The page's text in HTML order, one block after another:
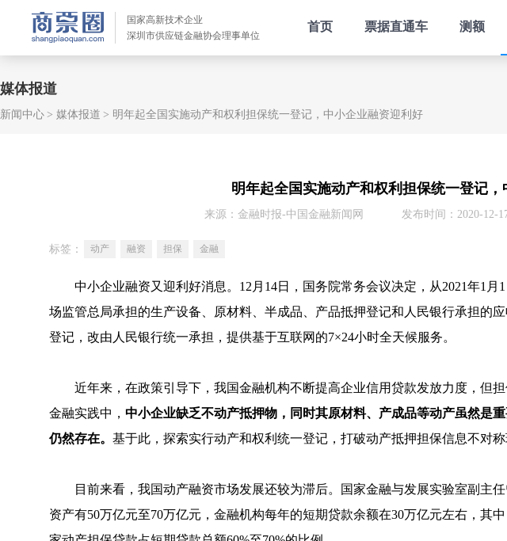
国家高新技术企业
深圳市供应链金融协会理事单位
首页 票据直通车 测额
媒体报道
新闻中心 媒体报道 明年起全国实施动产和权利担保统一登记，中小企业融资迎利好
明年起全国实施动产和权利担保统一登记
来源：金融时报-中国金融新闻网 发布时间：2020-12-
标签： 动产 融资 担保 金融
中小企业融资又迎利好消息。12月14日，国务院常务会议决定，从2021年1
场监管总局承担的生产设备、原材料、半成品、产品抵押登记和人民银行承担的
登记，改由人民银行统一承担，提供基于互联网的7×24小时全天候服务。
近年来，在政策引导下，我国金融机构不断提高企业信用贷款发放力度，但担
金融实践中， 中小企业缺乏不动产抵押物，同时其原材料、产成品等动产虽然是
仍然存在。 基于此，探索实行动产和权利统一登记，打破动产抵押担保信息不对
目前来看，我国动产融资市场发展还较为滞后。国家金融与发展实验室副主
资产有50万亿元至70万亿元，金融机构每年的短期贷款余额在30万亿元左右，其